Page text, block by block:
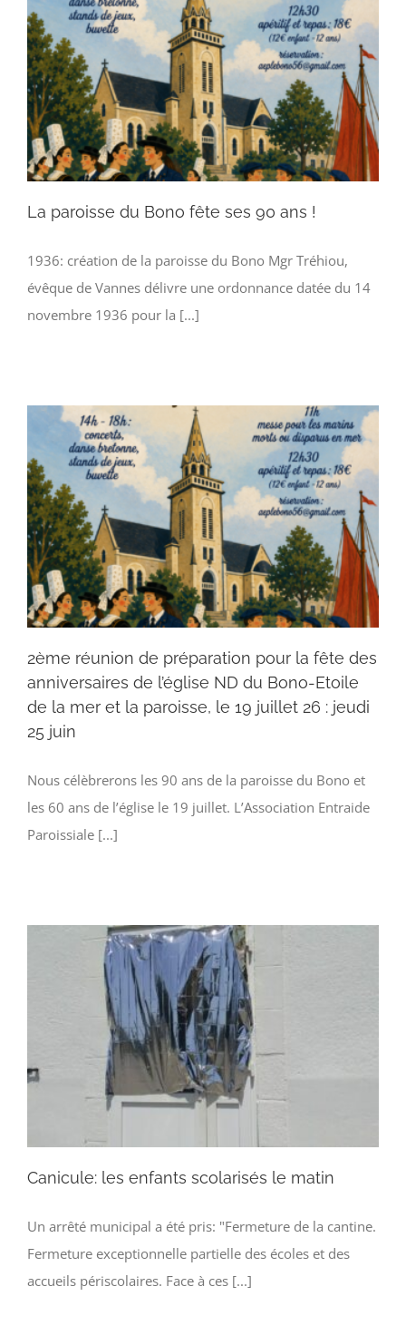
La paroisse du Bono fête ses 90 ans !
1936: création de la paroisse du Bono Mgr Tréhiou,
évêque de Vannes délivre une ordonnance datée du 14
novembre 1936 pour la [...]
2ème réunion de préparation pour la fête des
anniversaires de l’église ND du Bono-Etoile
de la mer et la paroisse, le 19 juillet 26 : jeudi
25 juin
Nous célèbrerons les 90 ans de la paroisse du Bono et
les 60 ans de l’église le 19 juillet. L’Association Entraide
Paroissiale [...]
Canicule: les enfants scolarisés le matin
Un arrêté municipal a été pris: "Fermeture de la cantine.
Fermeture exceptionnelle partielle des écoles et des
accueils périscolaires. Face à ces [...]